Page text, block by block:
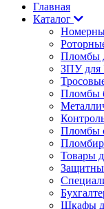
Главная
Каталог
Пломбы
ЗПУ
Пломбы
Пломбы
Товары
Шкафы